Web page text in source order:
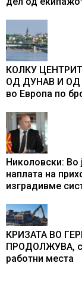
промени текот
КОЛКУ
ОД ДУНАВ И ОД
во Европа по
Николовски: Во
наплата на
изградивме
КРИЗАТА ВО
ПРОДОЛЖУВА,
работни места